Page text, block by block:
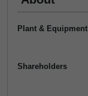
Plant & Equipment
Shareholders